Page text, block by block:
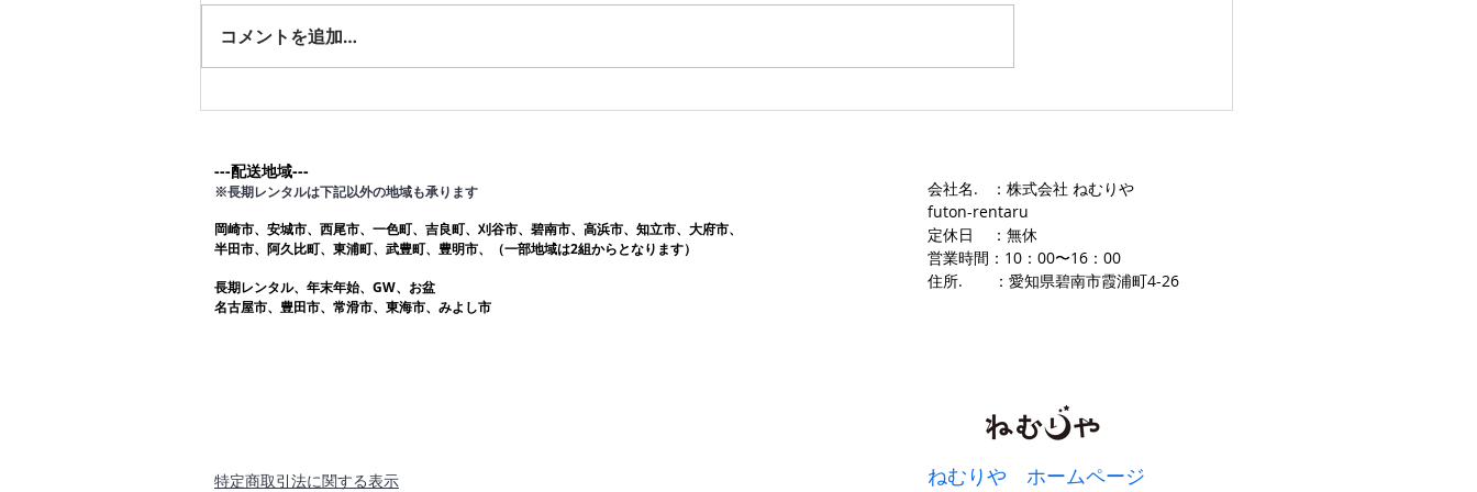
す。愛知ふとんレンタル ねむり
や
コメントを追加…
---配送地域---​
※長期レンタルは下記以外の地域も承ります
岡崎市、安城市、西尾市、一色町、吉良町、刈谷市、碧南市、高浜市、知立市、大府市​、
半田市、阿久比町、東浦町、武豊町、豊明市、（一部地域は2組からとなります）
長期レンタル、年末年始、GW、お盆
名古屋市、豊田市、常滑市、東海市、みよし市
​特定商取引法に関する表示
会社名. ：株式会社 ねむりや
futon-rentaru
定休日 ：無休
営業時間：10：00〜16 ：00
​住所. ：愛知県碧南市霞浦町4-2​6
ねむりや ホームページ